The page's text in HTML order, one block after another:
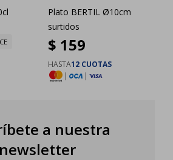
Plato BERTIL Ø10cm
surtidos
$ 159
HASTA12 CUOTAS
|
|
a nuestra
newsletter